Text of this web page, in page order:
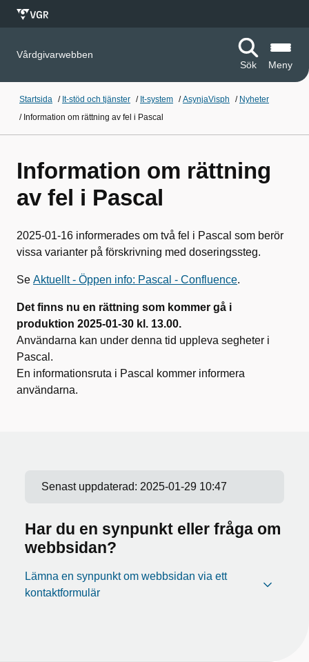
Vårdgivarwebben
Sök
Meny
Startsida / It-stöd och tjänster / It-system /AsynjaVisph / Nyheter
/ Information om rättning av fel i Pascal
Information om rättning
av fel i Pascal
2025-01-16 informerades om två fel i Pascal som berör
vissa varianter på förskrivning med doseringssteg.
Se Aktuellt - Öppen info: Pascal - Confluence.
Det finns nu en rättning som kommer gå i
produktion 2025-01-30 kl. 13.00.
Användarna kan under denna tid uppleva segheter i
Pascal.
En informationsruta i Pascal kommer informera
användarna.
Senast uppdaterad: 2025-01-29 10:47
Har du en synpunkt eller fråga om
webbsidan?
Lämna en synpunkt om webbsidan via ett
kontaktformulär